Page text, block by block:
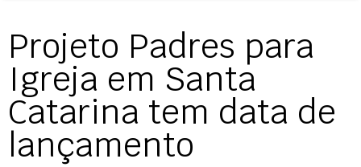
Projeto Padres para
Igreja em Santa
Catarina tem data de
lançamento